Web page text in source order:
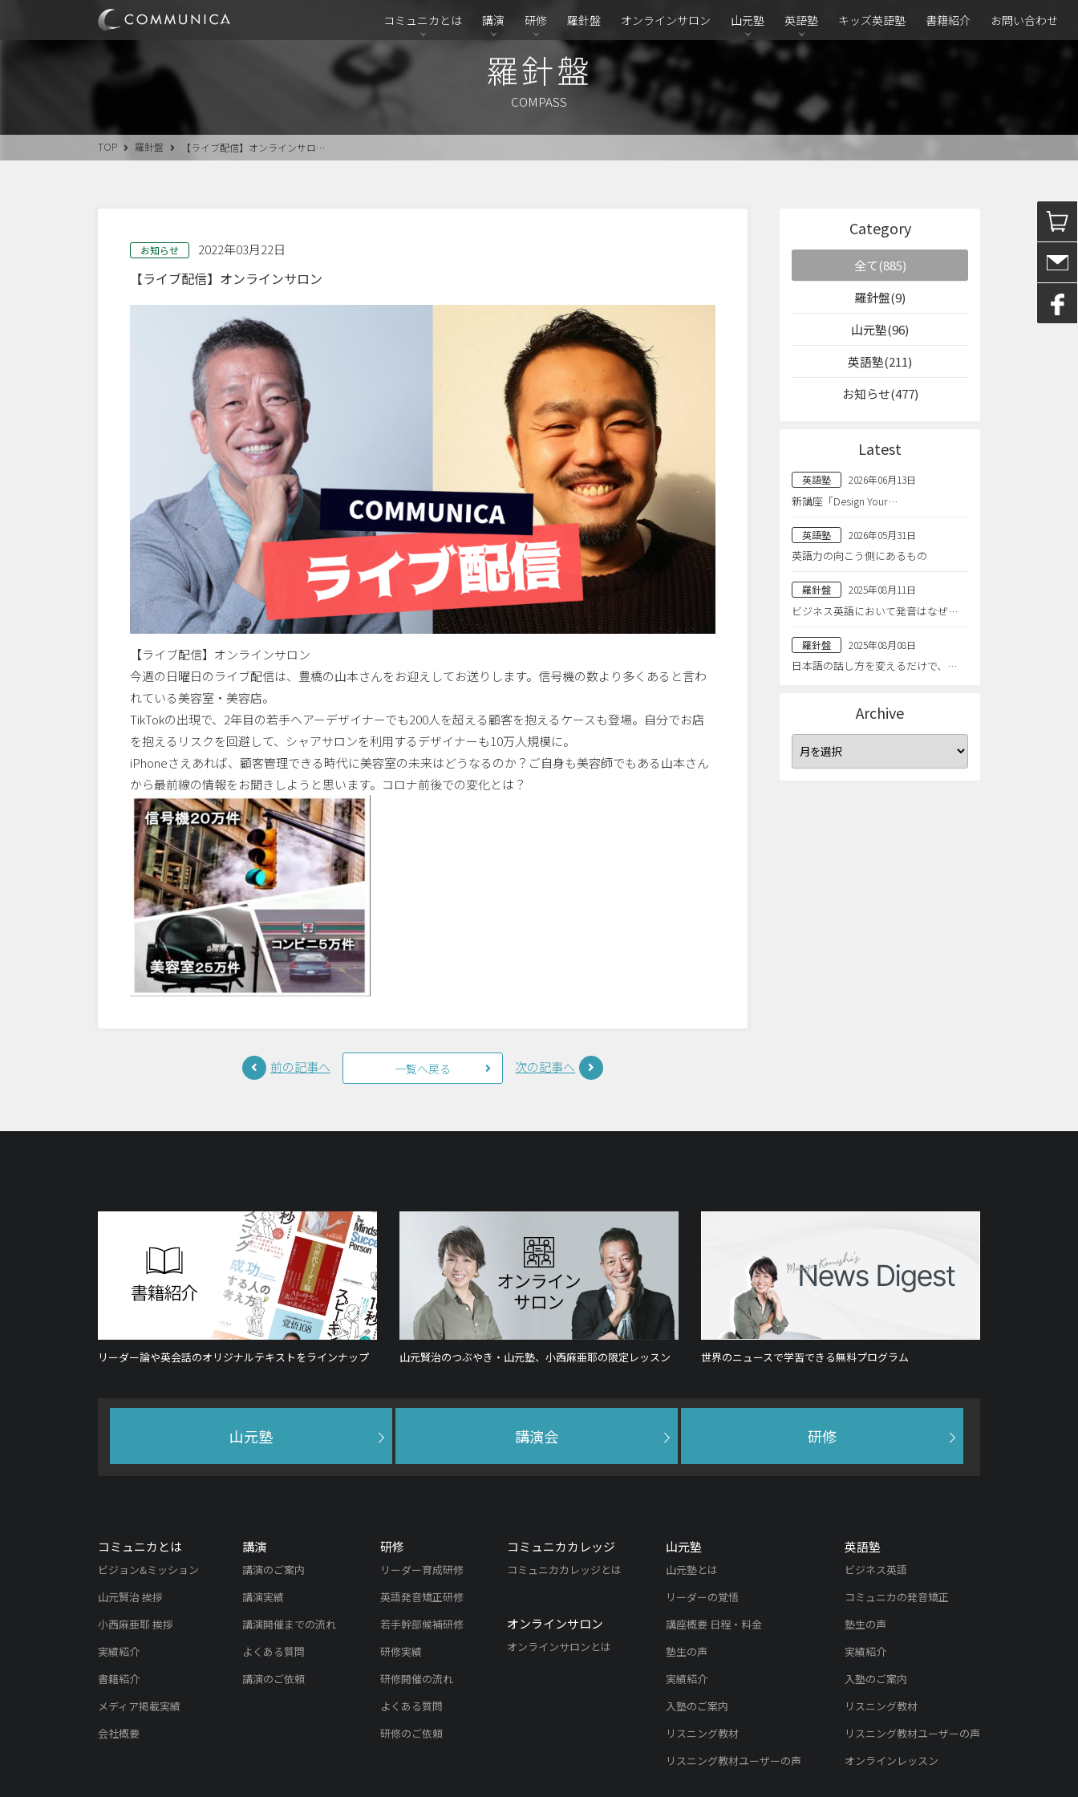
コミュニカとは 講演 研修 羅針盤 オンラインサロン 山元塾 英語塾 キッズ英語塾 書籍紹介 お問い合わせ
羅針盤
COMPASS
TOP 羅針盤 【ライブ配信】オンラインサロ…
お知らせ 2022年03月22日
【ライブ配信】オンラインサロン
【ライブ配信】オンラインサロン
今週の日曜日のライブ配信は、豊橋の山本さんをお迎えしてお送りします。信号機の数より多くあると言わ
れている美容室・美容店。
TikTokの出現で、2年目の若手ヘアーデザイナーでも200人を超える顧客を抱えるケースも登場。自分でお店
を抱えるリスクを回避して、シャアサロンを利用するデザイナーも10万人規模に。
iPhoneさえあれば、顧客管理できる時代に美容室の未来はどうなるのか？ご自身も美容師でもある山本さん
から最前線の情報をお聞きしようと思います。コロナ前後での変化とは？
前の記事へ 一覧へ戻る 次の記事へ
Category
全て(885)
羅針盤(9)
山元塾(96)
英語塾(211)
お知らせ(477)
Latest
英語塾 2026年06月13日
新講座「Design Your…
英語塾 2026年05月31日
英語力の向こう側にあるもの
羅針盤 2025年08月11日
ビジネス英語において発音はなぜ…
羅針盤 2025年08月08日
日本語の話し方を変えるだけで、…
Archive
リーダー論や英会話のオリジナルテキストをラインナップ 山元賢治のつぶやき・山元塾、小西麻亜耶の限定レッスン 世界のニュースで学習できる無料プログラム
山元塾 講演会 研修
コミュニカとは
ビジョン&ミッション
山元賢治 挨拶
小西麻亜耶 挨拶
実績紹介
書籍紹介
メディア掲載実績
会社概要
講演
講演のご案内
講演実績
講演開催までの流れ
よくある質問
講演のご依頼
研修
リーダー育成研修
英語発音矯正研修
若手幹部候補研修
研修実績
研修開催の流れ
よくある質問
研修のご依頼
コミュニカカレッジ
コミュニカカレッジとは
オンラインサロン
オンラインサロンとは
山元塾
山元塾とは
リーダーの覚悟
講座概要 日程・料金
塾生の声
実績紹介
入塾のご案内
リスニング教材
リスニング教材ユーザーの声
英語塾
ビジネス英語
コミュニカの発音矯正
塾生の声
実績紹介
入塾のご案内
リスニング教材
リスニング教材ユーザーの声
オンラインレッスン